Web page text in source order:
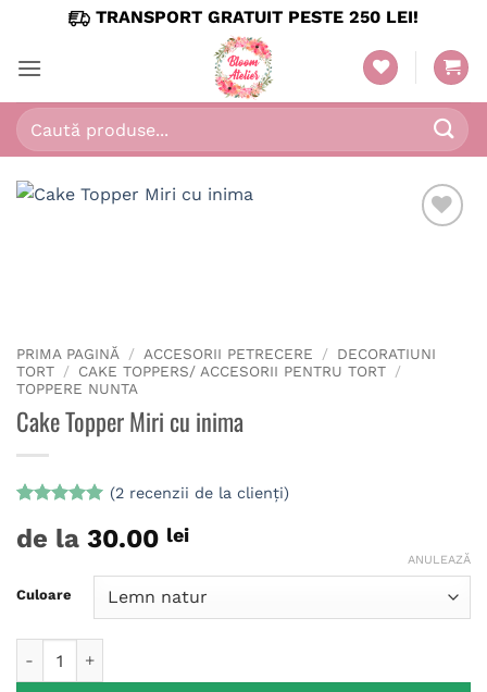
content
TRANSPORT GRATUIT PESTE 250 LEI!
Caută
după:
PRIMA PAGINĂ / ACCESORII PETRECERE / DECORATIUNI
TORT / CAKE TOPPERS/ ACCESORII PENTRU TORT /
TOPPERE NUNTA
Cake Topper Miri cu inima
5din 5 pe
baza a
la clienți
(2recenzii de la clienți)
de la 30.00 lei
Culoare
ANULEAZĂ